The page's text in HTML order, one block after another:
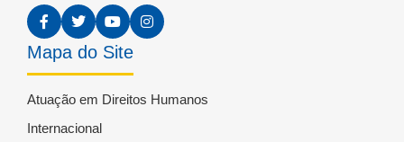
Mapa do Site
Atuação em Direitos Humanos
Internacional